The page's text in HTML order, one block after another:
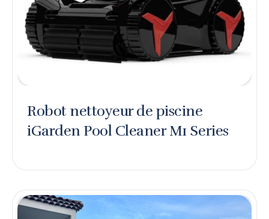
Robot nettoyeur de piscine
iGarden Pool Cleaner M1 Series